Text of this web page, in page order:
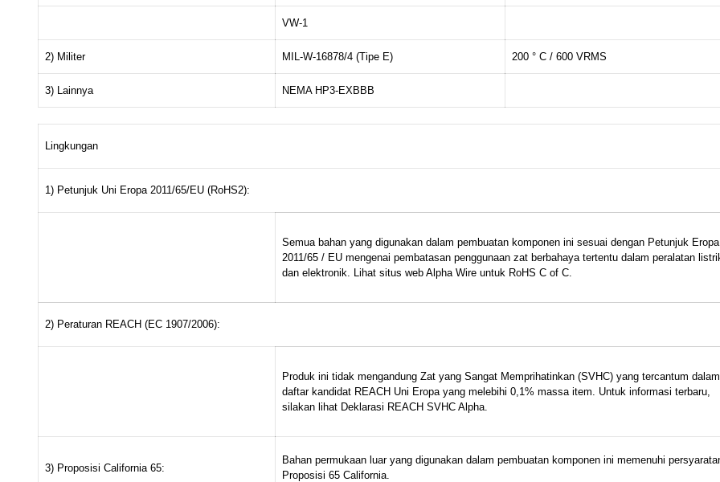
VW-1
2) Militer MIL-W-16878/4 (Tipe E) 200 ° C / 600 VRMS
3) Lainnya NEMA HP3-EXBBB
Lingkungan
1) Petunjuk Uni Eropa 2011/65/EU (RoHS2):
Semua bahan yang digunakan dalam pembuatan komponen ini sesuai dengan Petunjuk Eropa
2011/65 / EU mengenai pembatasan penggunaan zat berbahaya tertentu dalam peralatan
dan elektronik. Lihat situs web Alpha Wire untuk RoHS C of C.
2) Peraturan REACH (EC 1907/2006):
Produk ini tidak mengandung Zat yang Sangat Memprihatinkan (SVHC) yang tercantum dalam
daftar kandidat REACH Uni Eropa yang melebihi 0,1% massa item. Untuk informasi terbaru,
silakan lihat Deklarasi REACH SVHC Alpha.
3) Proposisi California 65:
Bahan permukaan luar yang digunakan dalam pembuatan komponen ini memenuhi
Proposisi 65 California.